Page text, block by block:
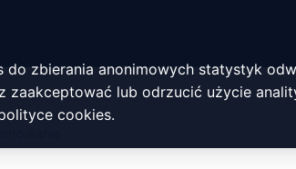
do zbierania anonimowych statystyk
zaakceptować lub odrzucić użycie
cookies.